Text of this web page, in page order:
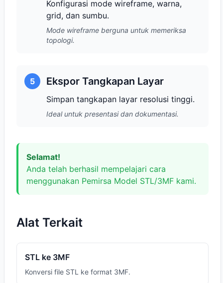
Konfigurasi mode wireframe, warna,
grid, dan sumbu.
Mode wireframe berguna untuk memeriksa
topologi.
5 Ekspor Tangkapan Layar
Simpan tangkapan layar resolusi tinggi.
Ideal untuk presentasi dan dokumentasi.
Selamat!
Anda telah berhasil mempelajari cara
menggunakan Pemirsa Model STL/3MF kami.
Alat Terkait
STL ke 3MF
Konversi file STL ke format 3MF.